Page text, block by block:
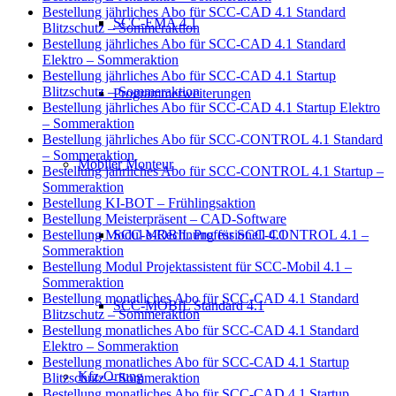
SCC-EMA 4.1
Programmerweiterungen
Mobiler Monteur
SCC-MOBIL Professionell 4.1
SCC-MOBIL Standard 4.1
Kfz-Ortung
Bestellung jährliches Abo für SCC-CAD 4.1 Standard
Blitzschutz – Sommeraktion
Bestellung jährliches Abo für SCC-CAD 4.1 Standard
Elektro – Sommeraktion
Bestellung jährliches Abo für SCC-CAD 4.1 Startup
Blitzschutz – Sommeraktion
Bestellung jährliches Abo für SCC-CAD 4.1 Startup Elektro
– Sommeraktion
Bestellung jährliches Abo für SCC-CONTROL 4.1 Standard
– Sommeraktion
Bestellung jährliches Abo für SCC-CONTROL 4.1 Startup –
Sommeraktion
Bestellung KI-BOT – Frühlingsaktion
Bestellung Meisterpräsent – CAD-Software
Bestellung Modul e-Rechnung für SCC-CONTROL 4.1 –
Sommeraktion
Bestellung Modul Projektassistent für SCC-Mobil 4.1 –
Sommeraktion
Bestellung monatliches Abo für SCC-CAD 4.1 Standard
Blitzschutz – Sommeraktion
Bestellung monatliches Abo für SCC-CAD 4.1 Standard
Elektro – Sommeraktion
Bestellung monatliches Abo für SCC-CAD 4.1 Startup
Blitzschutz – Sommeraktion